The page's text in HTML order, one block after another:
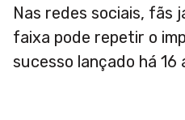
Nas redes sociais, fãs
faixa pode repetir o
sucesso lançado há 16